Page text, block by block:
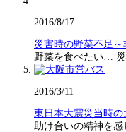
2016/8/17
災害時の野菜不足
野菜を食べたい…
2016/3/11
東日本大震災当時
助け合いの精神を